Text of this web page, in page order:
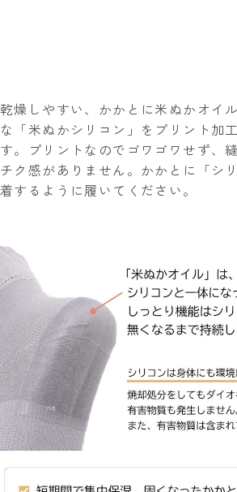
乾燥しやすい、かかとに米ぬかオイ
な「米ぬかシリコン」をプリント加
す。プリントなのでゴワゴワせず、
チク感がありません。かかとに「シ
着するように履いてください。